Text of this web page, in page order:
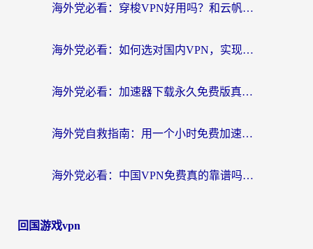
海外党必看：穿梭VPN好用吗？和云帆VPN对比哪个回国效果更好？附真实测评+避坑指南
海外党必看：如何选对国内VPN，实现无缝访问国内资源？
海外党必看：加速器下载永久免费版真的存在吗？教你无缝访问国内资源的正确姿势
海外党自救指南：用一个小时免费加速器，轻松打破国内资源访问壁垒？
海外党必看：中国VPN免费真的靠谱吗？手把手教你选对回国加速器
回国游戏vpn